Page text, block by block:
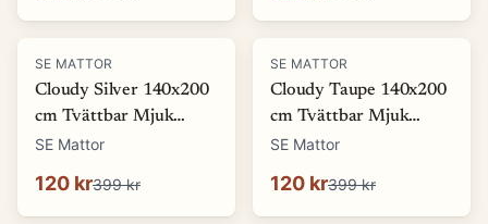
-70%
SE MATTOR
Cloudy Silver 140x200
cm Tvättbar Mjuk
Ryamatta
SE Mattor
120 kr399 kr
-70%
SE MATTOR
Cloudy Taupe 140x200
cm Tvättbar Mjuk
Ryamatta
SE Mattor
120 kr399 kr